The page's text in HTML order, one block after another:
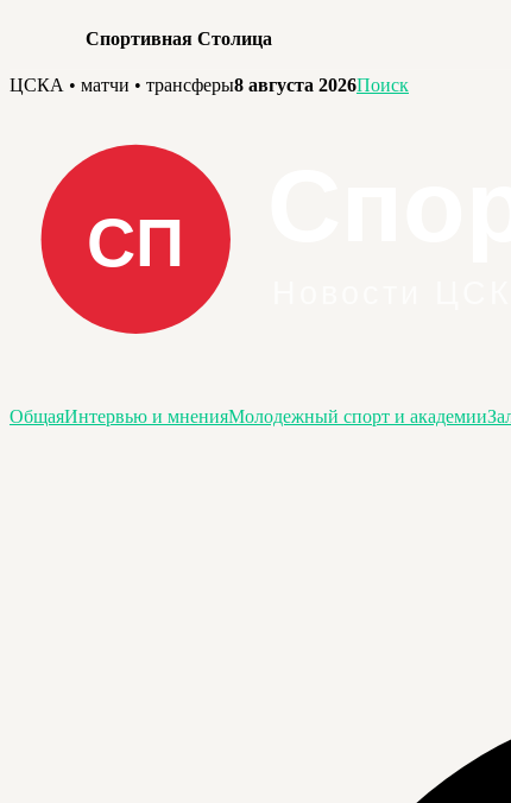
Спортивная Столица
Перейти
содержимому
ЦСКА • матчи • трансферы8 августа 2026Поиск
ОбщаяИнтервью и мненияМолодежный спорт и академии